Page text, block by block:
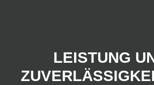
LEISTUNG